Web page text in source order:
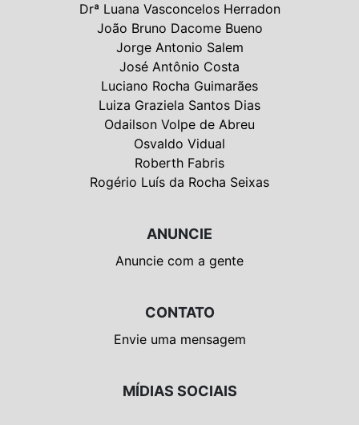
Drª Luana Vasconcelos Herradon
João Bruno Dacome Bueno
Jorge Antonio Salem
José Antônio Costa
Luciano Rocha Guimarães
Luiza Graziela Santos Dias
Odailson Volpe de Abreu
Osvaldo Vidual
Roberth Fabris
Rogério Luís da Rocha Seixas
ANUNCIE
Anuncie com a gente
CONTATO
Envie uma mensagem
MÍDIAS SOCIAIS